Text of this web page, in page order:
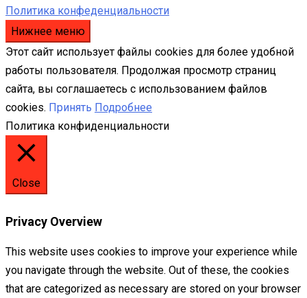
Политика конфеденциальности
Нижнее меню
Этот сайт использует файлы cookies для более удобной
работы пользователя. Продолжая просмотр страниц
сайта, вы соглашаетесь с использованием файлов
cookies. Принять Подробнее
Политика конфиденциальности
Close
Privacy Overview
This website uses cookies to improve your experience while
you navigate through the website. Out of these, the cookies
that are categorized as necessary are stored on your browser